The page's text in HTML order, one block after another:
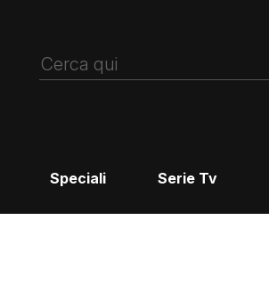
Speciali Serie Tv